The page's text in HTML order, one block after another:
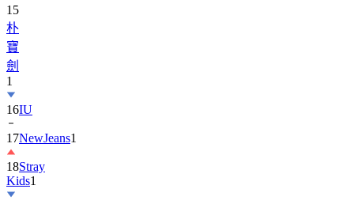
15
朴
寶
劍
1
16IU
17NewJeans1
18Stray
Kids1